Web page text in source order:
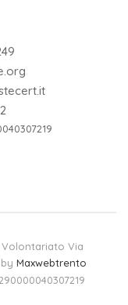
Volontariato Via
Maxwebtrento